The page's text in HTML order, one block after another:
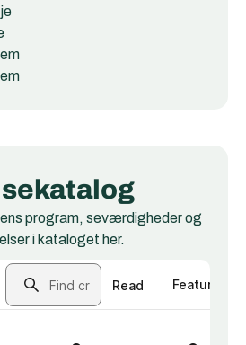
program, seværdigheder og
i kataloget her.